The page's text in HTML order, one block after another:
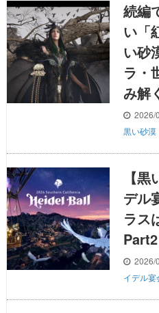
続編
い「
い砂
ラ・
み解
2026/
黒い砂漠
【
デル
ラス
2026/
イデル宴